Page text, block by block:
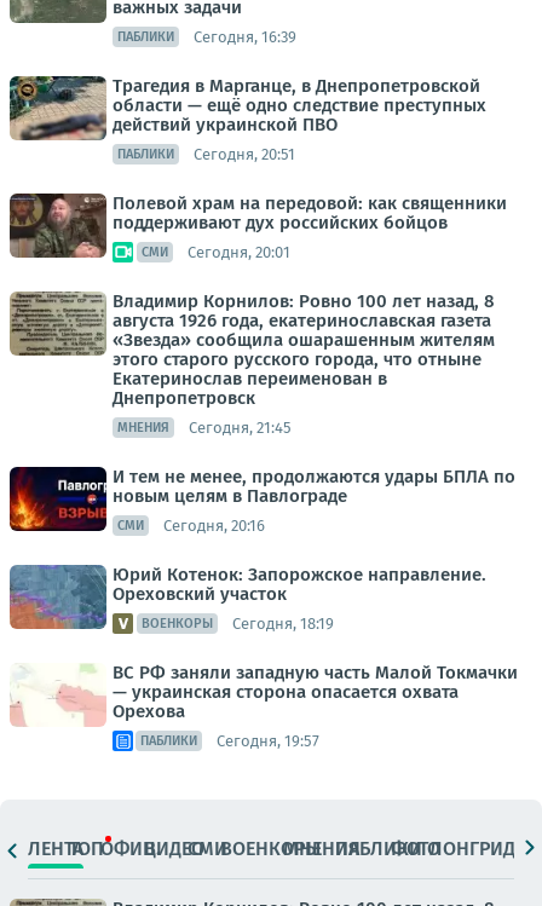
важных задачи
ПАБЛИКИ Сегодня, 16:39
Трагедия в Марганце, в Днепропетровской
области — ещё одно следствие преступных
действий украинской ПВО
ПАБЛИКИ Сегодня, 20:51
Полевой храм на передовой: как священники
поддерживают дух российских бойцов
СМИ Сегодня, 20:01
Владимир Корнилов: Ровно 100 лет назад, 8
августа 1926 года, екатеринославская газета
«Звезда» сообщила ошарашенным жителям
этого старого русского города, что отныне
Екатеринослав переименован в
Днепропетровск
МНЕНИЯ Сегодня, 21:45
И тем не менее, продолжаются удары БПЛА по
новым целям в Павлограде
СМИ Сегодня, 20:16
Юрий Котенок: Запорожское направление.
Ореховский участок
ВОЕНКОРЫ Сегодня, 18:19
ВС РФ заняли западную часть Малой Токмачки
— украинская сторона опасается охвата
Орехова
ПАБЛИКИ Сегодня, 19:57
ЛЕНТАТОПОФИЦ.ВИДЕОСМИВОЕНКОРЫМНЕНИЯПАБЛИКИ
ФОТОЛОНГРИДЫ